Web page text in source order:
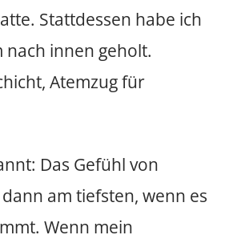
Stattdessen habe ich
nach innen geholt.
Atemzug für
Das Gefühl von
am tiefsten, wenn es
Wenn mein